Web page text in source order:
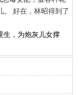
好在，林昭得到了
生，为炮灰儿女撑